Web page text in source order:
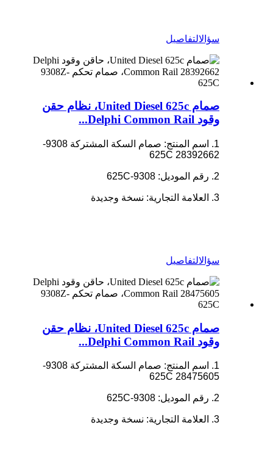
سؤالالتفاصيل
صمام United Diesel 625c، نظام حقن
وقود Delphi Common Rail...
1. اسم المنتج: صمام السكة المشتركة 9308-
625C 28392662
2. رقم الموديل: 9308-625C
3. العلامة التجارية: نسخة وجديدة
سؤالالتفاصيل
صمام United Diesel 625c، نظام حقن
وقود Delphi Common Rail...
1. اسم المنتج: صمام السكة المشتركة 9308-
625C 28475605
2. رقم الموديل: 9308-625C
3. العلامة التجارية: نسخة وجديدة